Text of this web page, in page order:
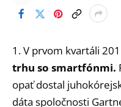
1. V prvom kvartáli
trhu so smartfónmi.
opať dostal
dáta spoločnosti